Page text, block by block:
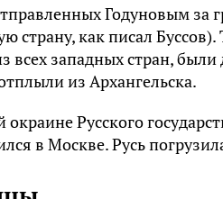
Годуновым за
как писал Буссов).
западных стран, были
из Архангельска.
Русского
в Москве. Русь